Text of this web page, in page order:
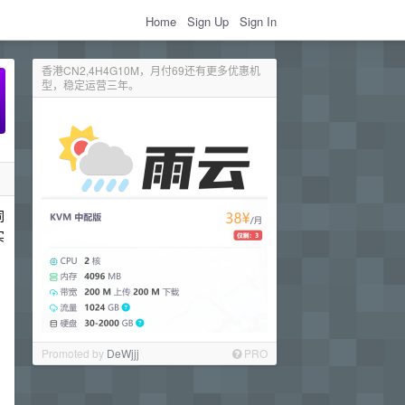
Home Sign Up Sign In
香港CN2,4H4G10M，月付69还有更多优惠机
型，稳定运营三年。
Promoted by DeWjjj PRO